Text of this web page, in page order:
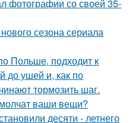
фотографии со своей 35-
сезона сериала
Польше, подходит к
до ушей и, как по
тормозить шаг.
ваши вещи?
десяти - летнего